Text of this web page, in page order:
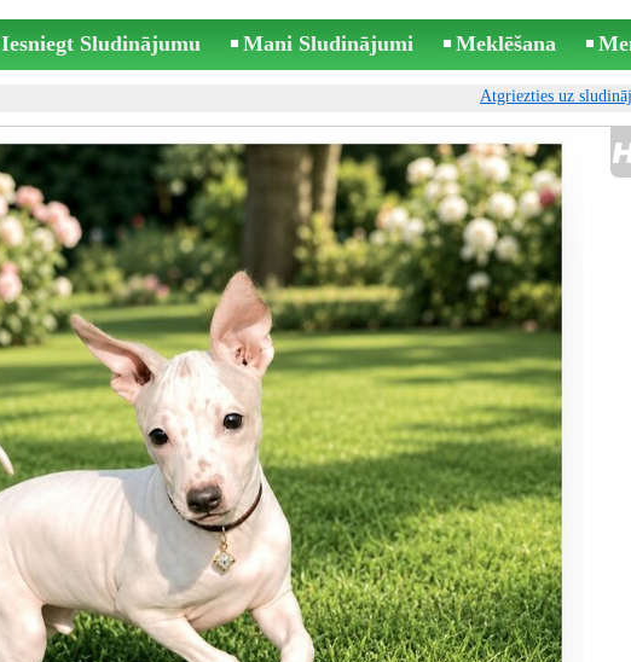
Iesniegt Sludinājumu Mani Sludinājumi Meklēšana
Atgriezties uz